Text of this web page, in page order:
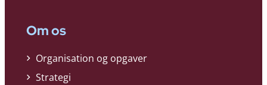
Om os
Organisation og opgaver
Strategi